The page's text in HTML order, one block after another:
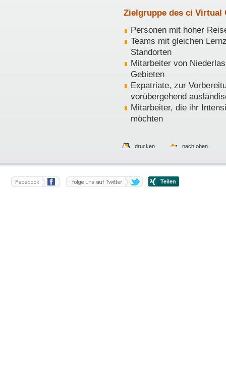
Zielgruppe des ci Virtual
Personen mit hoher
Teams mit gleichen
Standorten
Mitarbeiter von
Gebieten
Expatriate, zur
vorübergehend
Mitarbeiter, die ihr
möchten
drucken nach oben